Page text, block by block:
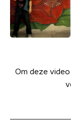
Om deze